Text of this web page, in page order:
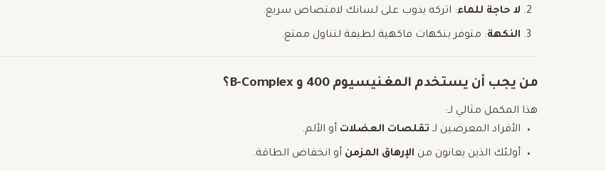
لا حاجة للماء: اتركه يذوب على لسانك لامتصاص سريع.
النكهة: متوفر بنكهات فاكهية لطيفة لتناول ممتع.
من يجب أن يستخدم المغنيسيوم 400 و B-Complex؟
هذا المكمل مثالي لـ:
الأفراد المعرضين لـ تقلصات العضلات أو الألم.
أولئك الذين يعانون من الإرهاق المزمن أو انخفاض الطاقة.